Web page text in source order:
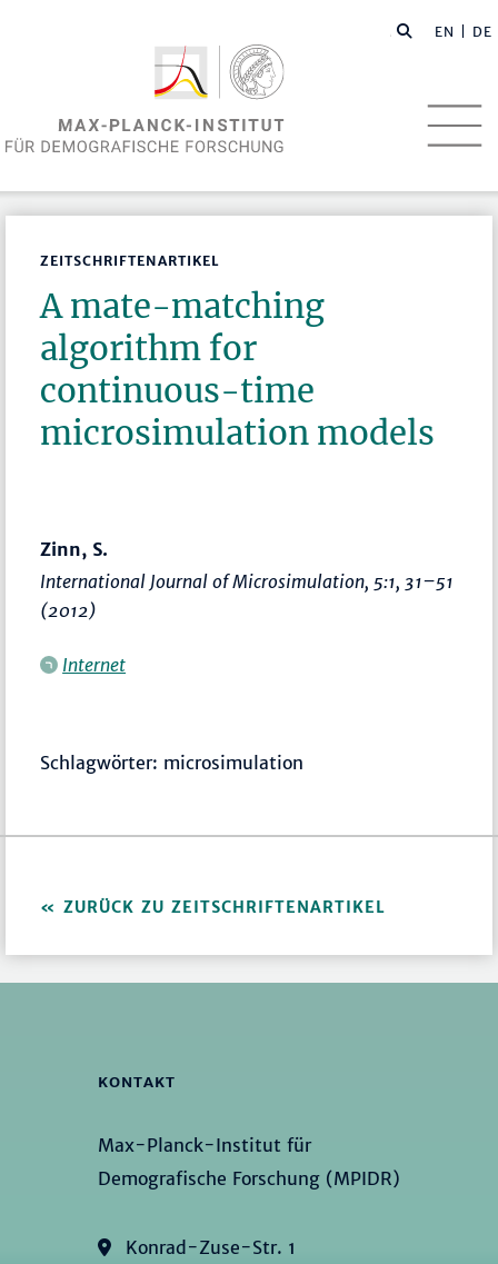
EN | DE
ZEITSCHRIFTENARTIKEL
A mate-matching
algorithm for
continuous-time
microsimulation models
Zinn, S.
International Journal of Microsimulation, 5:1, 31–51
(2012)
Internet
Schlagwörter: microsimulation
ZURÜCK ZU ZEITSCHRIFTENARTIKEL
KONTAKT
Max-Planck-Institut für
Demografische Forschung (MPIDR)
Konrad-Zuse-Str. 1